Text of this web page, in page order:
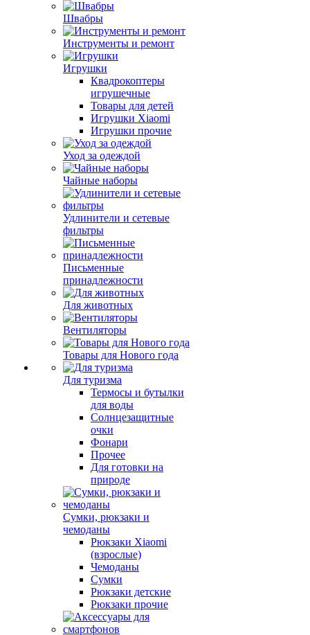
Швабры
Инструменты и ремонт
Игрушки
Квадрокоптеры
игрушечные
Товары для детей
Игрушки Xiaomi
Игрушки прочие
Уход за одеждой
Чайные наборы
Удлинители и сетевые
фильтры
Письменные
принадлежности
Для животных
Вентиляторы
Товары для Нового года
Для туризма
Термосы и бутылки
для воды
Солнцезащитные
очки
Фонари
Прочее
Для готовки на
природе
Сумки, рюкзаки и
чемоданы
Рюкзаки Xiaomi
(взрослые)
Чемоданы
Сумки
Рюкзаки детские
Рюкзаки прочие